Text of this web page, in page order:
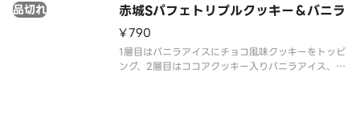
赤城Sパフェトリプルクッキー＆バニラ
品切れ
¥790
1層目はバニラアイスにチョコ風味クッキーをトッピ
ング、2層目はココアクッキー入りバニラアイス、2